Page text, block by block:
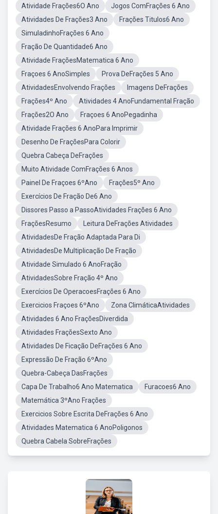
Atividade Frações6O Ano
Jogos ComFrações 6 Ano
Atividades De Frações3 Ano
Frações Titulos6 Ano
SimuladinhoFrações 6 Ano
Fração De Quantidade6 Ano
Atividade FraçõesMatematica 6 Ano
Fraçoes 6 AnoSimples
Prova DeFrações 5 Ano
AtividadesEnvolvendo Frações
Imagens DeFrações
Frações4º Ano
Atividades 4 AnoFundamental Fração
Frações2O Ano
Fraçoes 6 AnoPegadinha
Atividade Frações 6 AnoPara Imprimir
Desenho De FraçõesPara Colorir
Quebra Cabeça DeFrações
Muito Atividade ComFrações 6 Anos
Painel De Fraçoes 6ºAno
Frações5º Ano
Exercícios De Fração De6 Ano
Dissores Passo a PassoAtividades Frações 6 Ano
FraçõesResumo
Leitura DeFrações Atividades
AtividadesDe Fração Adaptada Para Di
AtividadesDe Multiplicação De Fração
Atividade Simulado 6 AnoFração
AtividadesSobre Fração 4º Ano
Exercícios De OperacoesFrações 6 Ano
Exercicios Fraçoes 6ºAno
Zona ClimáticaAtividades
Atividades 6 Ano FraçõesDiverdida
Atividades FraçõesSexto Ano
Atividades De Ficação DeFrações 6 Ano
Expressão De Fração 6ºAno
Quebra-Cabeça DasFrações
Capa De Trabalho6 Ano Matematica
Furacoes6 Ano
Matemática 3ºAno Frações
Exercicios Sobre Escrita DeFrações 6 Ano
Atividades Matematica 6 AnoPoligonos
Quebra Cabela SobreFrações